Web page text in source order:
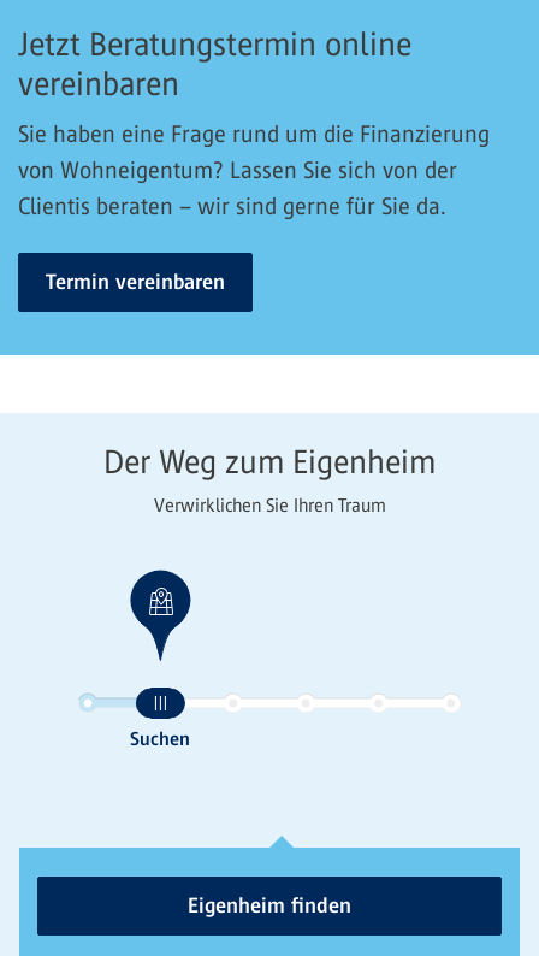
Jetzt Beratungstermin online
vereinbaren
Sie haben eine Frage rund um die Finanzierung
von Wohneigentum? Lassen Sie sich von der
Clientis beraten – wir sind gerne für Sie da.
Termin vereinbaren
Der Weg zum Eigenheim
Verwirklichen Sie Ihren Traum
Eigenheim finden